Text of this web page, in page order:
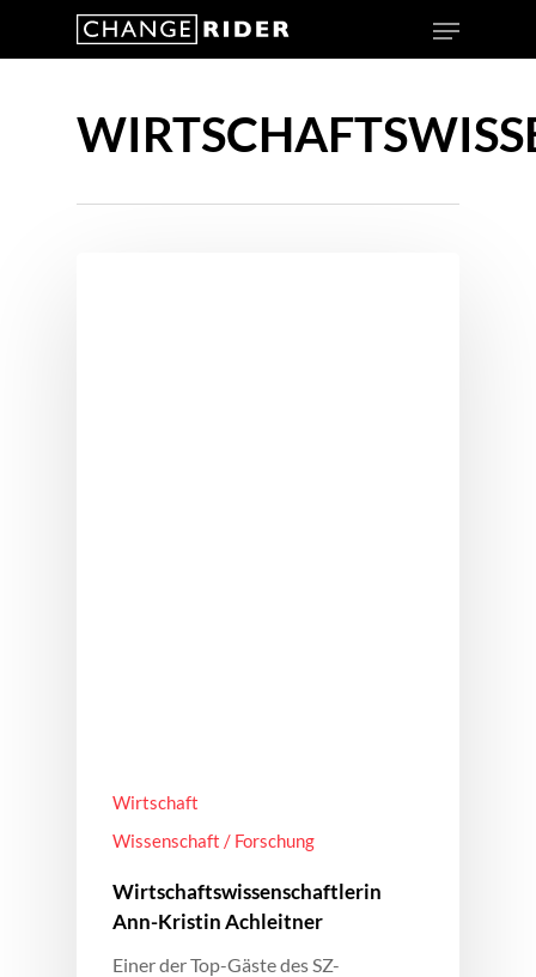
Wirtschaft
Wissenschaft / Forschung
Wirtschaftswissenschaftlerin
Ann-Kristin Achleitner
Einer der Top-Gäste des SZ-